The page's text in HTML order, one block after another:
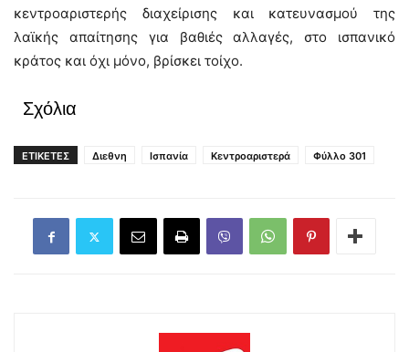
κεντροαριστερής διαχείρισης και κατευνασμού της
λαϊκής απαίτησης για βαθιές αλλαγές, στο ισπανικό
κράτος και όχι μόνο, βρίσκει τοίχο.
Σχόλια
ΕΤΙΚΕΤΕΣ Διεθνη Ισπανία Κεντροαριστερά Φύλλο 301